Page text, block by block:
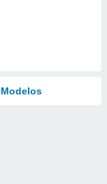
Modelos